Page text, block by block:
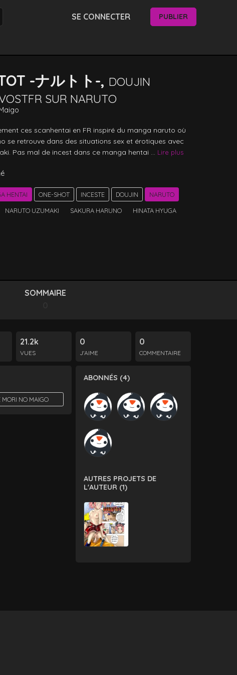
SE CONNECTER PUBLIER
-ナルトト-, DOUJIN
SUR NARUTO
ces scanhentai en FR inspiré du manga naruto où
se retrouve dans des situations sex et érotiques avec
Pas mal de incest dans ce manga hentai ...
Lire plus
HENTAI ONE-SHOT INCESTE DOUJIN NARUTO
NARUTO UZUMAKI SAKURA HARUNO
HINATA HYUGA
SOMMAIRE
21.2k
VUES
0
J'AIME
0
COMMENTAIRE
MORI NO MAIGO
ABONNÉS (4)
AUTRES PROJETS DE
L'AUTEUR (1)